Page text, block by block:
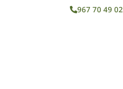
967 70 49 02